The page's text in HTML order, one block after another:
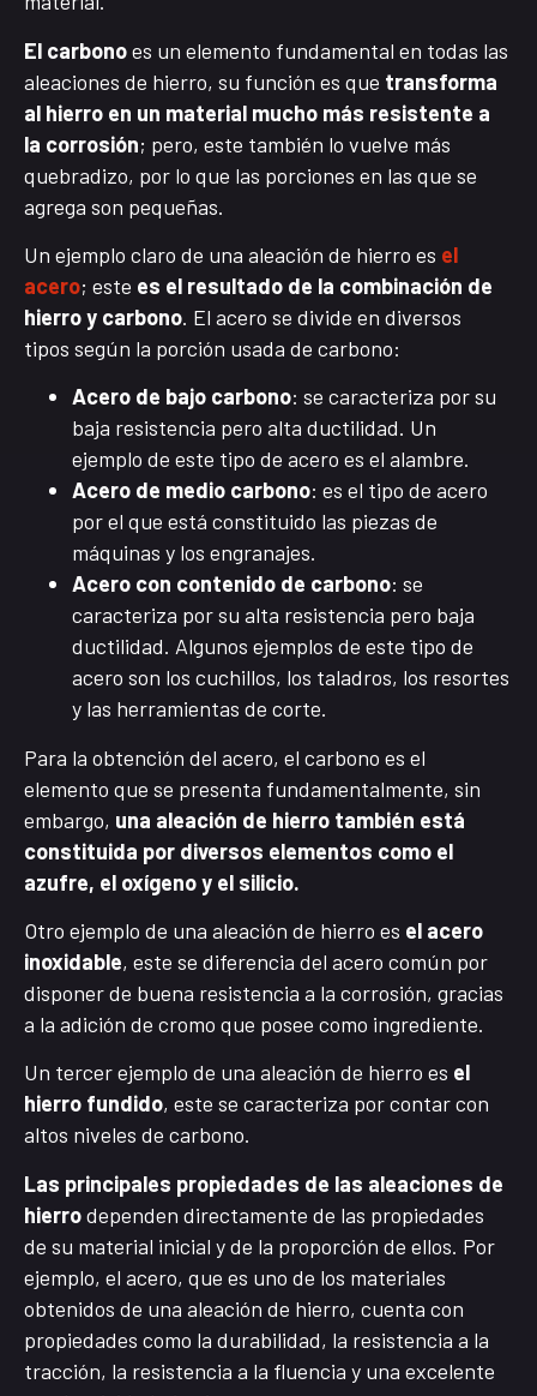
El carbonoes un elemento fundamental en todas las
aleaciones de hierro, su función es que transforma
al hierro en un material mucho más resistente a
la corrosión; pero, este también lo vuelve más
quebradizo, por lo que las porciones en las que se
agrega son pequeñas.
Un ejemplo claro de una aleación de hierro es el
acero; este es el resultado de la combinación de
hierro y carbono. El acero se divide en diversos
tipos según la porción usada de carbono:
Acero de bajo carbono: se caracteriza por su
baja resistencia pero alta ductilidad. Un
ejemplo de este tipo de acero es el alambre.
Acero de medio carbono: es el tipo de acero
por el que está constituido las piezas de
máquinas y los engranajes.
Acero con contenido de carbono: se
caracteriza por su alta resistencia pero baja
ductilidad. Algunos ejemplos de este tipo de
acero son los cuchillos, los taladros, los resortes
y las herramientas de corte.
Para la obtención del acero, el carbono es el
elemento que se presenta fundamentalmente, sin
embargo, una aleación de hierro también está
constituida por diversos elementos como el
azufre, el oxígeno y el silicio.
Otro ejemplo de una aleación de hierro es el acero
inoxidable, este se diferencia del acero común por
disponer de buena resistencia a la corrosión, gracias
a la adición de cromo que posee como ingrediente.
Un tercer ejemplo de una aleación de hierro es el
hierro fundido, este se caracteriza por contar con
altos niveles de carbono.
Las principales propiedades de las aleaciones de
hierrodependen directamente de las propiedades
de su material inicial y de la proporción de ellos. Por
ejemplo, el acero, que es uno de los materiales
obtenidos de una aleación de hierro, cuenta con
propiedades como la durabilidad, la resistencia a la
tracción, la resistencia a la fluencia y una excelente